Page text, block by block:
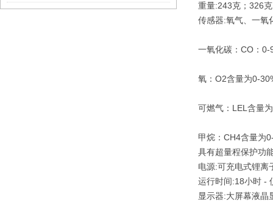
重量:243克；326
传感器:氧气、一氧
一氧化碳： CO： 0-
氧： O2含量为0-
可燃气： LEL 含量
甲烷： CH4含量为
具有超量程保护功
电源:可充电式锂离
运行时间:18小时 -
显示器:大屏幕液晶